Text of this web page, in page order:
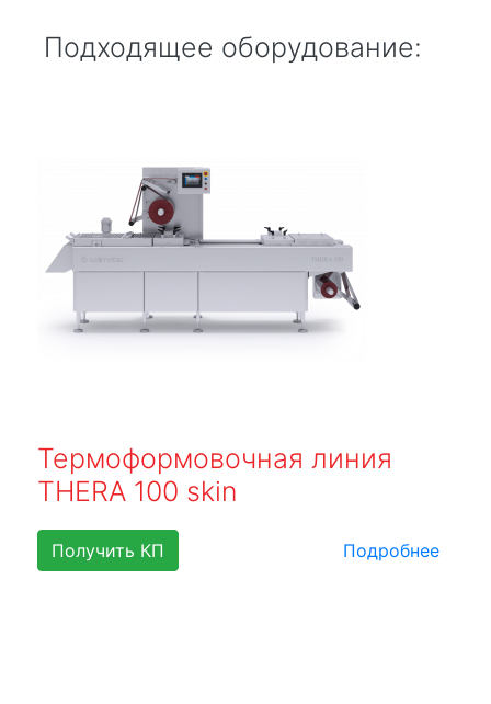
Подходящее оборудование:
Термоформовочная линия
THERA 100 skin
Получить КП Подробнее